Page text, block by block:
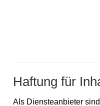
Haftung für
Als Diensteanbieter